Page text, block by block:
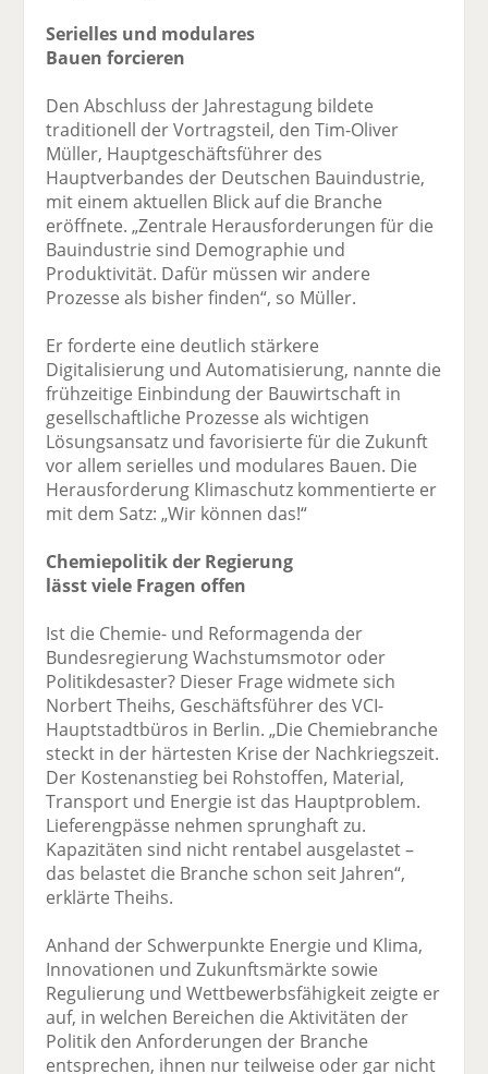
Serielles und modulares
Bauen forcieren
Den Abschluss der Jahrestagung bildete
traditionell der Vortragsteil, den Tim-Oliver
Müller, Hauptgeschäftsführer des
Hauptverbandes der Deutschen Bauindustrie,
mit einem aktuellen Blick auf die Branche
eröffnete. „Zentrale Herausforderungen für die
Bauindustrie sind Demographie und
Produktivität. Dafür müssen wir andere
Prozesse als bisher finden“, so Müller.
Er forderte eine deutlich stärkere
Digitalisierung und Automatisierung, nannte die
frühzeitige Einbindung der Bauwirtschaft in
gesellschaftliche Prozesse als wichtigen
Lösungsansatz und favorisierte für die Zukunft
vor allem serielles und modulares Bauen. Die
Herausforderung Klimaschutz kommentierte er
mit dem Satz: „Wir können das!“
Chemiepolitik der Regierung
lässt viele Fragen offen
Ist die Chemie- und Reformagenda der
Bundesregierung Wachstumsmotor oder
Politikdesaster? Dieser Frage widmete sich
Norbert Theihs, Geschäftsführer des VCI-
Hauptstadtbüros in Berlin. „Die Chemiebranche
steckt in der härtesten Krise der Nachkriegszeit.
Der Kostenanstieg bei Rohstoffen, Material,
Transport und Energie ist das Hauptproblem.
Lieferengpässe nehmen sprunghaft zu.
Kapazitäten sind nicht rentabel ausgelastet –
das belastet die Branche schon seit Jahren“,
erklärte Theihs.
Anhand der Schwerpunkte Energie und Klima,
Innovationen und Zukunftsmärkte sowie
Regulierung und Wettbewerbsfähigkeit zeigte er
auf, in welchen Bereichen die Aktivitäten der
Politik den Anforderungen der Branche
entsprechen, ihnen nur teilweise oder gar nicht